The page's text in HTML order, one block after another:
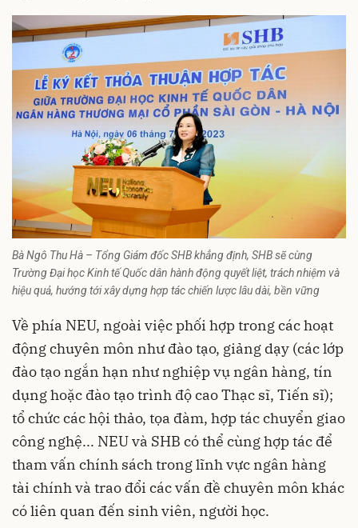
Bà Ngô Thu Hà – Tổng Giám đốc SHB khẳng định, SHB sẽ cùng
Trường Đại học Kinh tế Quốc dân hành động quyết liệt, trách nhiệm và
hiệu quả, hướng tới xây dựng hợp tác chiến lược lâu dài, bền vững
Về phía NEU, ngoài việc phối hợp trong các hoạt
động chuyên môn như đào tạo, giảng dạy (các lớp
đào tạo ngắn hạn như nghiệp vụ ngân hàng, tín
dụng hoặc đào tạo trình độ cao Thạc sĩ, Tiến sĩ);
tổ chức các hội thảo, tọa đàm, hợp tác chuyển giao
công nghệ... NEU và SHB có thể cùng hợp tác để
tham vấn chính sách trong lĩnh vực ngân hàng
tài chính và trao đổi các vấn đề chuyên môn khác
có liên quan đến sinh viên, người học.